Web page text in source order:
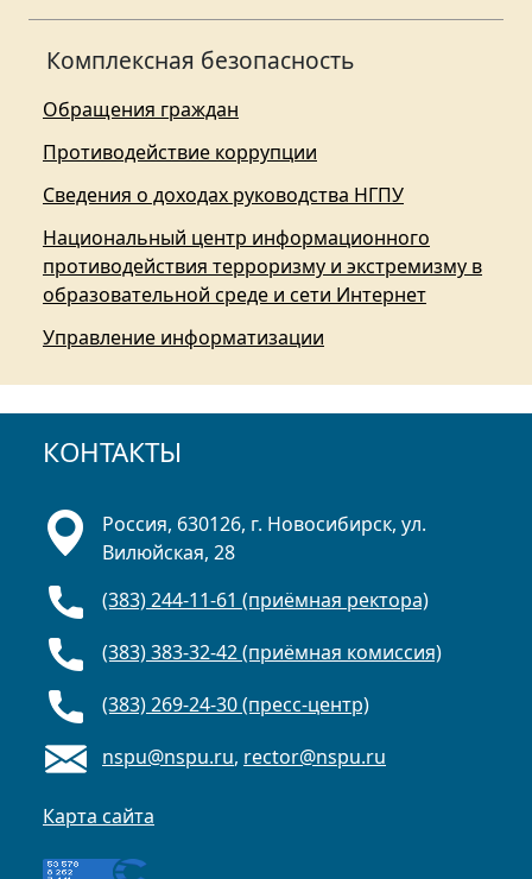
Комплексная безопасность
Обращения граждан
Противодействие коррупции
Сведения о доходах руководства НГПУ
Национальный центр информационного
противодействия терроризму и экстремизму в
образовательной среде и сети Интернет
Управление информатизации
КОНТАКТЫ
Россия, 630126, г. Новосибирск, ул.
Вилюйская, 28
(383) 244-11-61 (приёмная ректора)
(383) 383-32-42 (приёмная комиссия)
(383) 269-24-30 (пресс-центр)
nspu@nspu.ru, rector@nspu.ru
Карта сайта